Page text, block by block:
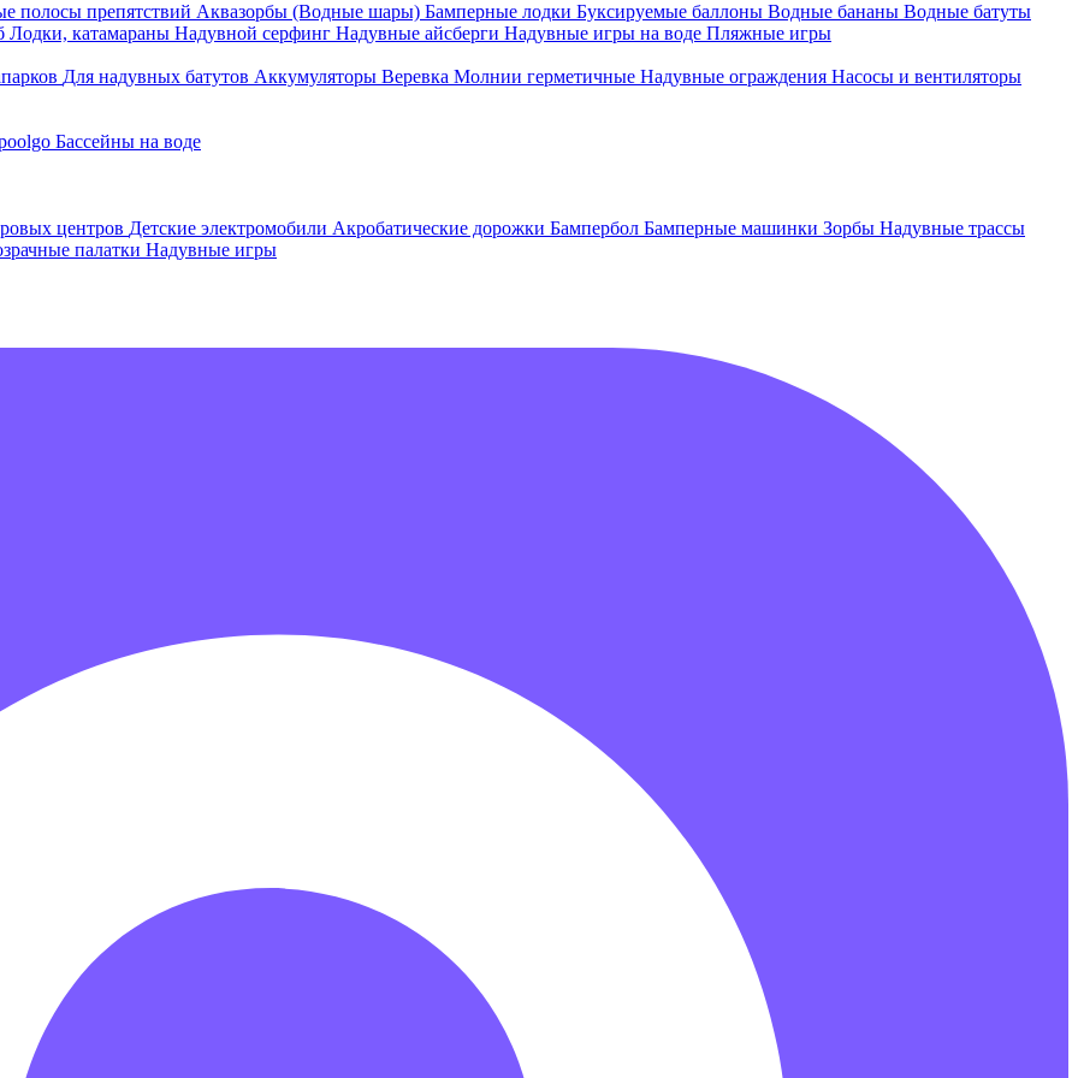
полосы препятствий Аквазорбы (Водные шары) Бамперные лодки Буксируемые баллоны Водные бананы Водные батуты
Лодки, катамараны Надувной серфинг Надувные айсберги Надувные игры на воде Пляжные игры
Для надувных батутов Аккумуляторы Веревка Молнии герметичные Надувные ограждения Насосы и вентиляторы
Бассейны на воде
центров Детские электромобили Акробатические дорожки Бампербол Бамперные машинки Зорбы Надувные трассы
палатки Надувные игры